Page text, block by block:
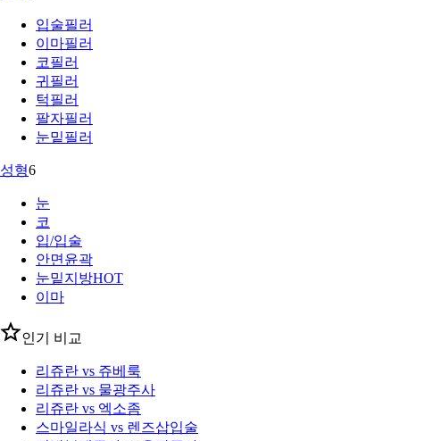
입술필러
이마필러
코필러
귀필러
턱필러
팔자필러
눈밑필러
성형6
눈
코
입/입술
안면윤곽
눈밑지방HOT
이마
인기 비교
리쥬란 vs 쥬베룩
리쥬란 vs 물광주사
리쥬란 vs 엑소좀
스마일라식 vs 렌즈삽입술